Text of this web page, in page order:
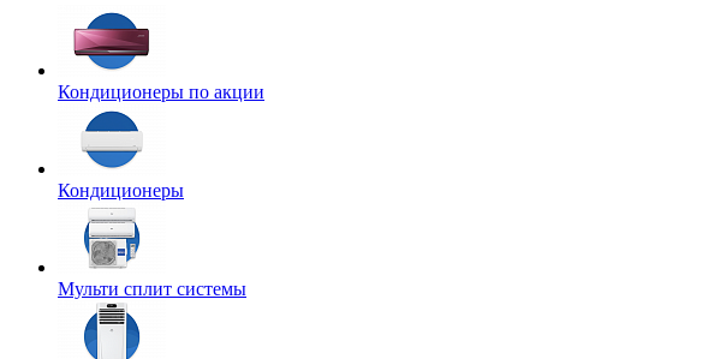
Кондиционеры по акции
Кондиционеры
Мульти сплит системы